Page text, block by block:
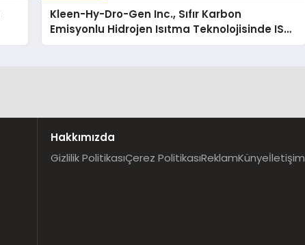
Kleen-Hy-Dro-Gen Inc., Sıfır Karbon
Emisyonlu Hidrojen Isıtma Teknolojisinde ISO
ve TSSA Düzenleyici Onaylarını Aldı
Hakkımızda
Gizlilik PolitikasıÇerez PolitikasıReklamKünyeİletişim